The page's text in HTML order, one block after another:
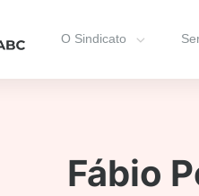
O Sindicato
Fábio